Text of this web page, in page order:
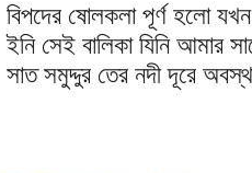
বিপদের ষোলকলা পূর্ণ হলো
ইনি সেই বালিকা যিনি আমার
সাত সমুদ্দুর তের নদী দূরে